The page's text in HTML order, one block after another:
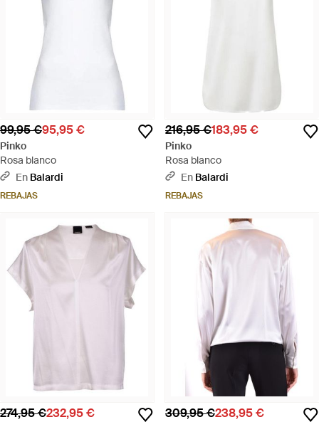
99,95 €95,95 €
Pinko
Rosa blanco
En Balardi
REBAJAS
216,95 €183,95 €
Pinko
Rosa blanco
En Balardi
REBAJAS
274,95 €232,95 € 309,95 €238,95 €